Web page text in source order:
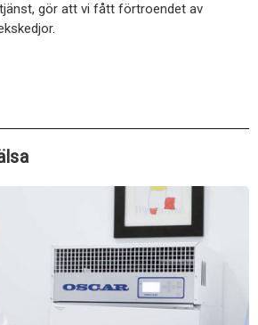
gör att vi fått förtroendet av